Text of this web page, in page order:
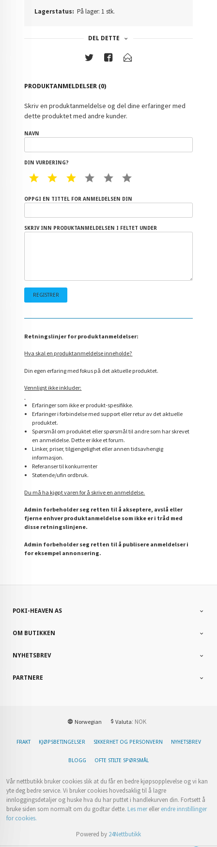
Lagerstatus: På lager: 1 stk.
DEL DETTE
PRODUKTANMELDELSER (0)
Skriv en produktanmeldelse og del dine erfaringer med
dette produktet med andre kunder.
NAVN
DIN VURDERING?
1 STAR2 STAR3 STAR4 STAR5 STAR
OPPGI EN TITTEL FOR ANMELDELSEN DIN
SKRIV INN PRODUKTANMELDELSEN I FELTET UNDER
Retningslinjer for produktanmeldelser:
Hva skal en produktanmeldelse inneholde?
Din egen erfaring med fokus på det aktuelle produktet.
Vennligst ikke inkluder:
Erfaringer som ikke er produkt-spesifikke.
Erfaringer i forbindelse med support eller retur av det aktuelle
produktet.
Spørsmål om produktet eller spørsmål til andre som har skrevet
en anmeldelse. Dette er ikke et forum.
Linker, priser, tilgjengelighet eller annen tidsavhengig
informasjon.
Referanser til konkurrenter
Støtende/ufin ordbruk.
Du må ha kjøpt varen for å skrive en anmeldelse.
Admin forbeholder seg retten til å akseptere, avslå eller
fjerne enhver produktanmeldelse som ikke er i tråd med
disse retningslinjene.
Admin forbeholder seg retten til å publisere anmeldelser i
for eksempel annonsering.
POKI-HEAVEN AS
OM BUTIKKEN
NYHETSBREV
PARTNERE
Norwegian Valuta: NOK
FRAKT KJØPSBETINGELSER SIKKERHET OG PERSONVERN NYHETSBREV
BLOGG OFTE STILTE SPØRSMÅL
Vår nettbutikk bruker cookies slik at du får en bedre kjøpsopplevelse og vi kan
yte deg bedre service. Vi bruker cookies hovedsaklig til å lagre
innloggingsdetaljer og huske hva du har puttet i handlekurven din. Fortsett å
bruke siden som normalt om du godtar dette. Les merellerendre innstillinger
for cookies.
Powered by 24Nettbutikk